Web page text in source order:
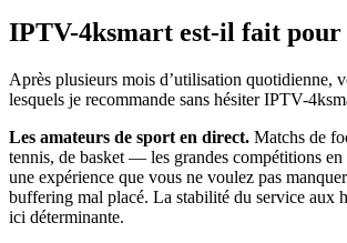
IPTV-4ksmart est-il fait pour
Après plusieurs mois d’utilisation quotidienne,
lesquels je recommande sans hésiter IPTV-
Les amateurs de sport en direct. Matchs de
tennis, de basket — les grandes compétitions en
une expérience que vous ne voulez pas
buffering mal placé. La stabilité du service aux
ici déterminante.